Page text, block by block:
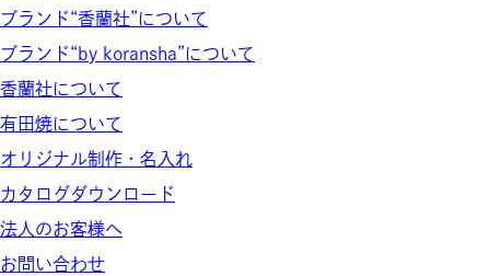
ブランド“香蘭社”について
ブランド“by koransha”について
香蘭社について
有田焼について
オリジナル制作・名入れ
カタログダウンロード
法人のお客様へ
お問い合わせ